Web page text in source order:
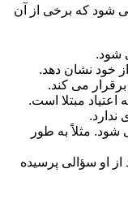
می شود که برخی از آن
شود.
خود نشان دهد.
برقرار می کند.
مبتلا است.
ندارد.
مثلاً به طور
او سؤالی پرسیده